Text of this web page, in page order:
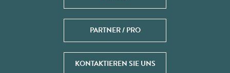
PARTNER / PRO
KONTAKTIEREN SIE UNS